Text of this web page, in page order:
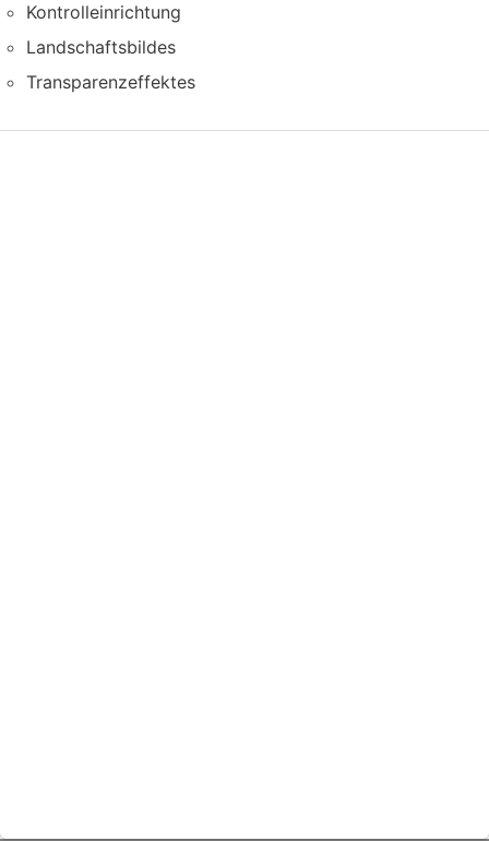
Kontrolleinrichtung
Landschaftsbildes
Transparenzeffektes